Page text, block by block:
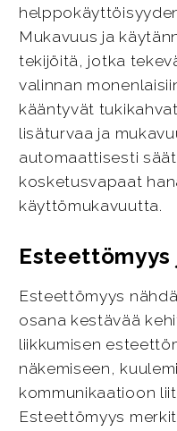
Mukavuus ja
tekijöitä, jotka
valinnan
kääntyvät
lisäturvaa ja
automaattisesti
kosketusvapaat
käyttömukavuutta.
Esteettömyys
Esteettömyys
osana kestävää
liikkumisen
näkemiseen,
kommunikaatioon
Esteettömyys